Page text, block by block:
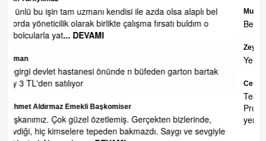
bel
o
bartak
sevgiyle
Mustafa
Belediyede para yokmu niye sağa sola yalvariyorlar
Yemekleriniz soğuk ve lezzetsiz. Kesinlikle yenmiyor.
Cengiz GÜZEL
Teşekkürler Efsane Başkanım . Secim Kitapcıgındaki
Projeyi LÜtfen Uygula Eregli Halkı Seni Cok Seviyoruz
yerinde Sarılınca 1.2.3... DEVAMI